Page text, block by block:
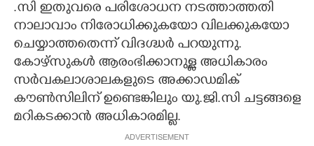
.സി ഇതുവരെ പരിശോധന നടത്താത്തതി​
നാലാവാം നിരോധിക്കുകയോ വിലക്കുകയോ
ചെയ്യാത്തതെന്ന് വി​ദഗ്ദ്ധർ പറയുന്നു.
കോഴ്സുകൾ ആരംഭിക്കാനുള്ള അധികാരം
സർവകലാശാലകളുടെ അക്കാഡമിക്
കൗൺസിലിന് ഉണ്ടെങ്കിലും യു.ജി.സി ചട്ടങ്ങളെ
മറികടക്കാൻ അധി​കാരമി​ല്ല.
ADVERTISEMENT